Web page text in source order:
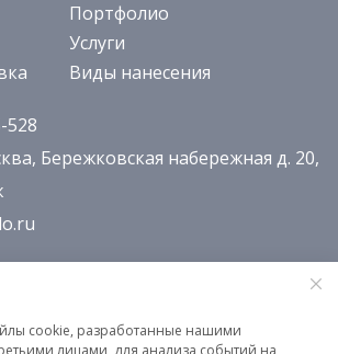
Портфолио
Услуги
Виды нанесения
528
Бережковская набережная д. 20,
звонок
cookie, разработанные нашими
лицами, для анализа событий на